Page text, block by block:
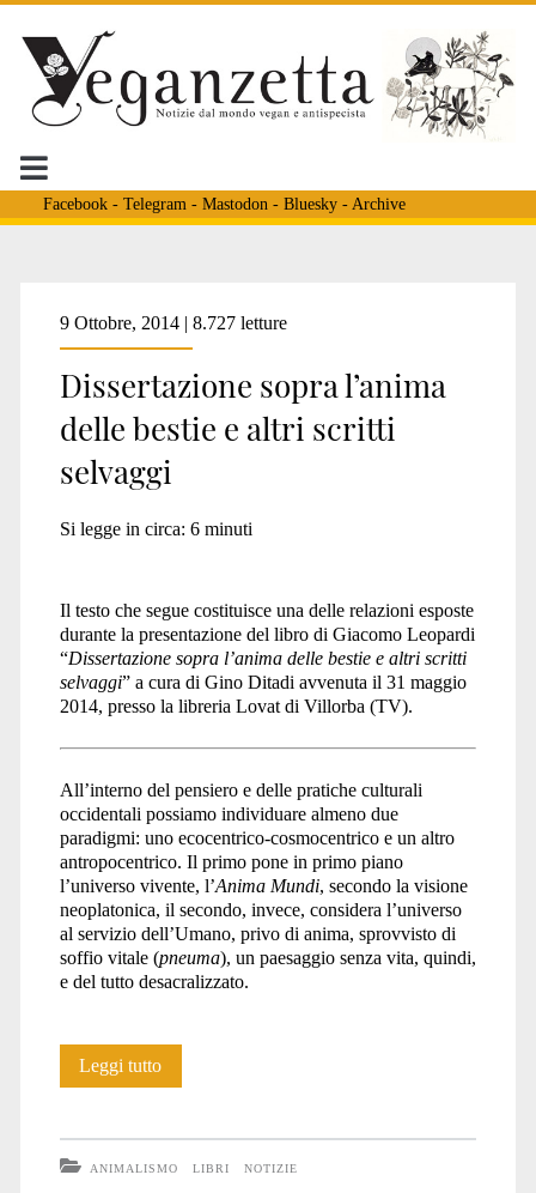
Facebook- Telegram - Mastodon - Bluesky- Archive
Tag:
<span>Gregory
Bateson</span>
9 Ottobre, 2014 | 8.727 letture
Dissertazione sopra l’anima
delle bestie e altri scritti
selvaggi
Si legge in circa: 6 minuti
Il testo che segue costituisce una delle relazioni esposte
durante la presentazione del libro di Giacomo Leopardi
“Dissertazione sopra l’anima delle bestie e altri scritti
selvaggi” a cura di Gino Ditadi avvenuta il 31 maggio
2014, presso la libreria Lovat di Villorba (TV).
All’interno del pensiero e delle pratiche culturali
occidentali possiamo individuare almeno due
paradigmi: uno ecocentrico-cosmocentrico e un altro
antropocentrico. Il primo pone in primo piano
l’universo vivente, l’Anima Mundi, secondo la visione
neoplatonica, il secondo, invece, considera l’universo
al servizio dell’Umano, privo di anima, sprovvisto di
soffio vitale (pneuma), un paesaggio senza vita, quindi,
e del tutto desacralizzato.
Leggi tuttoDissertazione
ANIMALISMO LIBRI NOTIZIE